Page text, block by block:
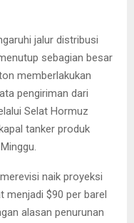
jalur distribusi
sebagian besar
memberlakukan
pengiriman dari
Selat Hormuz
tanker produk
naik proyeksi
menjadi $90 per barel
alasan penurunan